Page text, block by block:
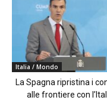
Italia / Mondo
La Spagna ripristina i
alle frontiere con